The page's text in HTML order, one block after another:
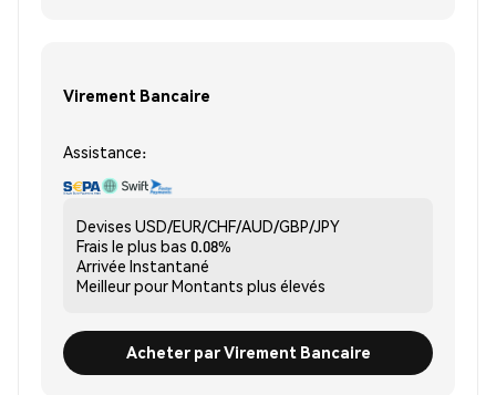
Virement Bancaire
Assistance:
Devises USD/EUR/CHF/AUD/GBP/JPY
Frais le plus bas 0.08%
Arrivée Instantané
Meilleur pourMontants plus élevés
Acheter par Virement Bancaire